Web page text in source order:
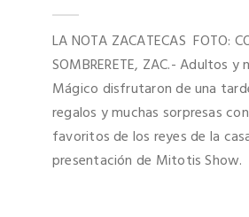
LA NOTA ZACATECAS FOTO:
SOMBRERETE, ZAC.- Adultos y
Mágico disfrutaron de una
regalos y muchas sorpresas
favoritos de los reyes de la
presentación de Mitotis Show.